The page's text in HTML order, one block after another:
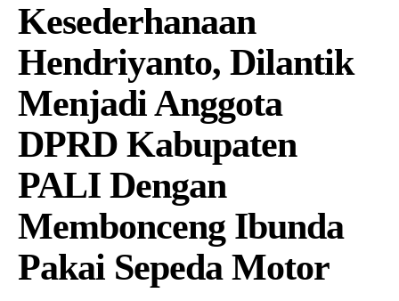
Kesederhanaan
Hendriyanto, Dilantik
Menjadi Anggota
DPRD Kabupaten
PALI Dengan
Membonceng Ibunda
Pakai Sepeda Motor